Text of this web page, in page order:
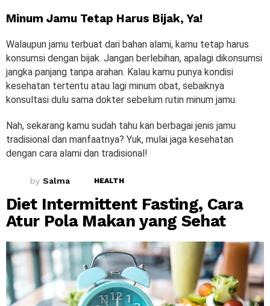
Minum Jamu Tetap Harus Bijak, Ya!
Walaupun jamu terbuat dari bahan alami, kamu tetap harus
konsumsi dengan bijak. Jangan berlebihan, apalagi dikonsumsi
jangka panjang tanpa arahan. Kalau kamu punya kondisi
kesehatan tertentu atau lagi minum obat, sebaiknya
konsultasi dulu sama dokter sebelum rutin minum jamu.
Nah, sekarang kamu sudah tahu kan berbagai jenis jamu
tradisional dan manfaatnya? Yuk, mulai jaga kesehatan
dengan cara alami dan tradisional!
by Salma HEALTH
Diet Intermittent Fasting, Cara
Atur Pola Makan yang Sehat